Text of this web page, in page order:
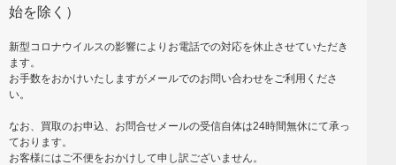
始を除く）
新型コロナウイルスの影響によりお電話での対応を休止させていただき
ます。
お手数をおかけいたしますがメールでのお問い合わせをご利用くださ
い。
なお、買取のお申込、お問合せメールの受信自体は24時間無休にて承っ
ております。
お客様にはご不便をおかけして申し訳ございません。